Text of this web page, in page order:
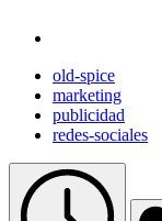
old-spice
marketing
publicidad
redes-sociales